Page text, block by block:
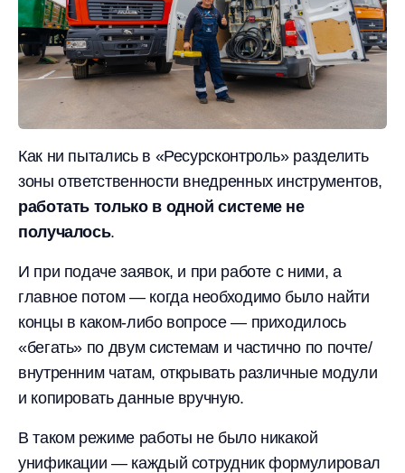
Как ни пытались в «Ресурсконтроль» разделить
зоны ответственности внедренных инструментов,
работать только в одной системе не
получалось.
И при подаче заявок, и при работе с ними, а
главное потом — когда необходимо было найти
концы в каком-либо вопросе — приходилось
«бегать» по двум системам и частично по почте/
внутренним чатам, открывать различные модули
и копировать данные вручную.
В таком режиме работы не было никакой
унификации — каждый сотрудник формулировал